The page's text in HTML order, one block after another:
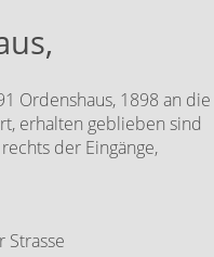
Ordenshaus, 1898 an die
erhalten geblieben sind
der Eingänge,